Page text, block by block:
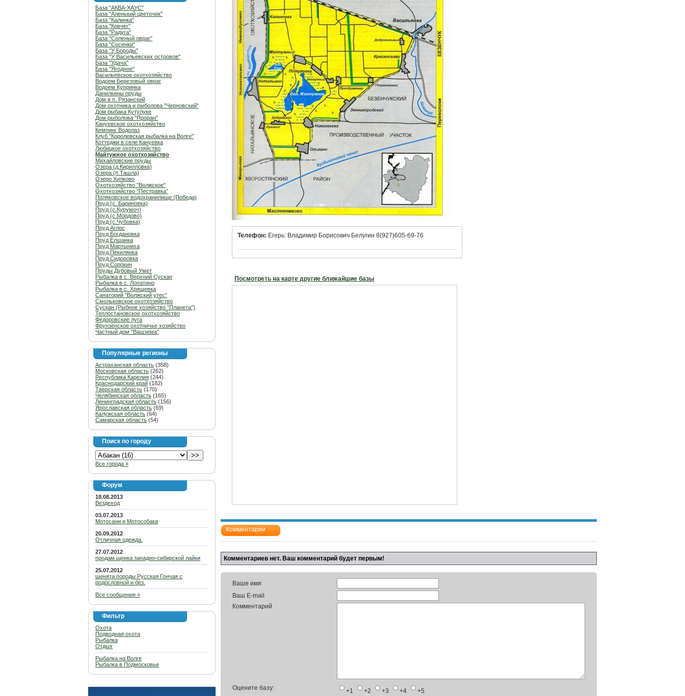
База "АКВА-ХАУС"
База "Аленький цветочек"
База "Калинка"
База "Ковчег"
База "Радуга"
База "Соленый овраг"
База "Сосенки"
База "У Бороды"
База "У Васильевских островов"
База "Удача"
База "Ягодное"
Васильевское охотхозяйство
Водоем Березовый овраг
Водоем Купринка
Данилкины пруды
Дом в п. Рязанский
Дом охотника и рыболова "Черновский"
Дом рыбака Кутулуке
Дом рыболова "Проран"
Кануевское охотхозяйство
Кемпинг Водолаз
Клуб "Королевская рыбалка на Волге"
Коттеджи в селе Кануевка
Любицкое охотхозяйство
Майтужное охотхозяйство
Михайловские пруды
Озера (д.Кирилловка)
Озера (п.Ташла)
Озеро Хилково
Охотхозяйство "Волжское"
Охотхозяйство "Пестравка"
Поляковское водохранилище (Победа)
Пруд (с. Бариновка)
Пруд (с.Курумоч)
Пруд (с.Мордово)
Пруд (с.Чубовка)
Пруд Аглос
Пруд Богдановка
Пруд Елшанка
Пруд Мартыниха
Пруд Пекилянка
Пруд Сидоровка
Пруд Сорокин
Пруды Дубовый Умет
Рыбалка в с. Верхний Сускан
Рыбалка в с. Лопатино
Рыбалка в с. Хрящевка
Санаторий "Волжский утес"
Смольковское охотхозяйство
Сускан (Рыбное хозяйство "Планета")
Теплостановское охотхозяйство
Федоровские луга
Фрунзенское охотничье хозяйство
Частный дом "Вашзема"
Популярные регионы
Астраханская область (358)
Московская область (262)
Республика Карелия (244)
Краснодарский край (182)
Тверская область (170)
Челябинская область (165)
Ленинградская область (156)
Ярославская область (69)
Калужская область (64)
Самарская область (54)
Поиск по городу
Все города »
Форум
18.08.2013
Вездеход
03.07.2013
Мотосани и Мотособака
20.09.2012
Отличная одежда.
27.07.2012
продам щенка западно-сибирской лайки
25.07.2012
щенята породы Русская Гончая с
родословной и без.
Все сообщения »
Фильтр
Охота
Подводная охота
Рыбалка
Отдых
Рыбалка на Волге
Рыбалка в Подмосковье
Телефон: Егерь: Владимир Борисович Белугин 8(927)605-69-76
Посмотреть на карте другие ближайшие базы
Комментарии
Комментариев нет. Ваш комментарий будет первым!
Ваше имя
Ваш E-mail
Комментарий
Оцените базу: +1 +2 +3 +4 +5